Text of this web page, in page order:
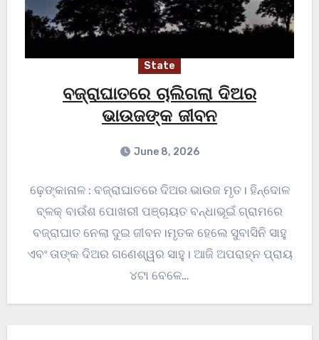
State
ବଜ୍ରାଘାତରେ ଚାଲିଗଲା ଦିଅର
ଭାଉଜଙ୍କ ଜୀବନ
June 8, 2026
ଢ଼େଙ୍କାନାଳ : ବଜ୍ରାଘାତରେ ଦିଅର ଭାଉଜ ମୃତ। ହିନ୍ଦୋଳ
ବ୍ଳକ୍ ବାଉଁଶ ପୋଖରୀ ପଞ୍ଚାୟତ ବନ୍ଧାଭୂଇଁ ଗ୍ରାମରେ
ବଜ୍ରାଘାତ ନେଲା ଦୁଇ ଜୀବନ।ମୃତକ ହେଲେ ସୁବାସିନି ସାହୁ
ଏବଂ ତାଙ୍କ ଦିଅର ଗଣେଶ୍ୱର ସାହୁ। ଆଜି ଅପରାହ୍ନ ପ୍ରାୟ
୪ଟା ବେଳେ…